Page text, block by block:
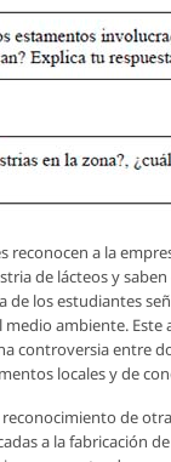
reconocen a la
de lácteos y
los estudiantes
medio ambiente.
controversia entre
locales y de
de
a la fabricación